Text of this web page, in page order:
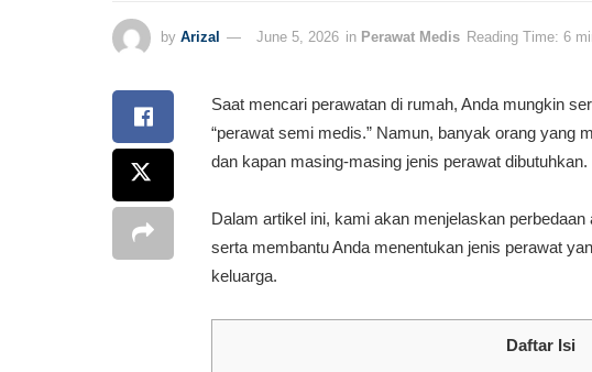
by Arizal June 5, 2026 in Perawat Medis Reading Time: 6
Saat mencari perawatan di rumah, Anda mungkin
“perawat semi medis.” Namun, banyak orang yang
dan kapan masing-masing jenis perawat dibutuhkan.
Dalam artikel ini, kami akan menjelaskan
serta membantu Anda menentukan jenis perawat
keluarga.
Daftar Isi